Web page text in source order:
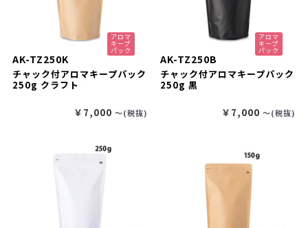
アロマ
キープ
パック
AK-TZ250K
チャック付アロマキープパック
250g クラフト
￥7,000 〜(税抜)
アロマ
キープ
パック
AK-TZ250B
チャック付アロマキープパック
250g 黒
￥7,000 〜(税抜)